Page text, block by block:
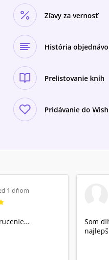
Zľavy za vernosť
História
Prelistovanie kníh
Pridávanie do
1 dňom
Som